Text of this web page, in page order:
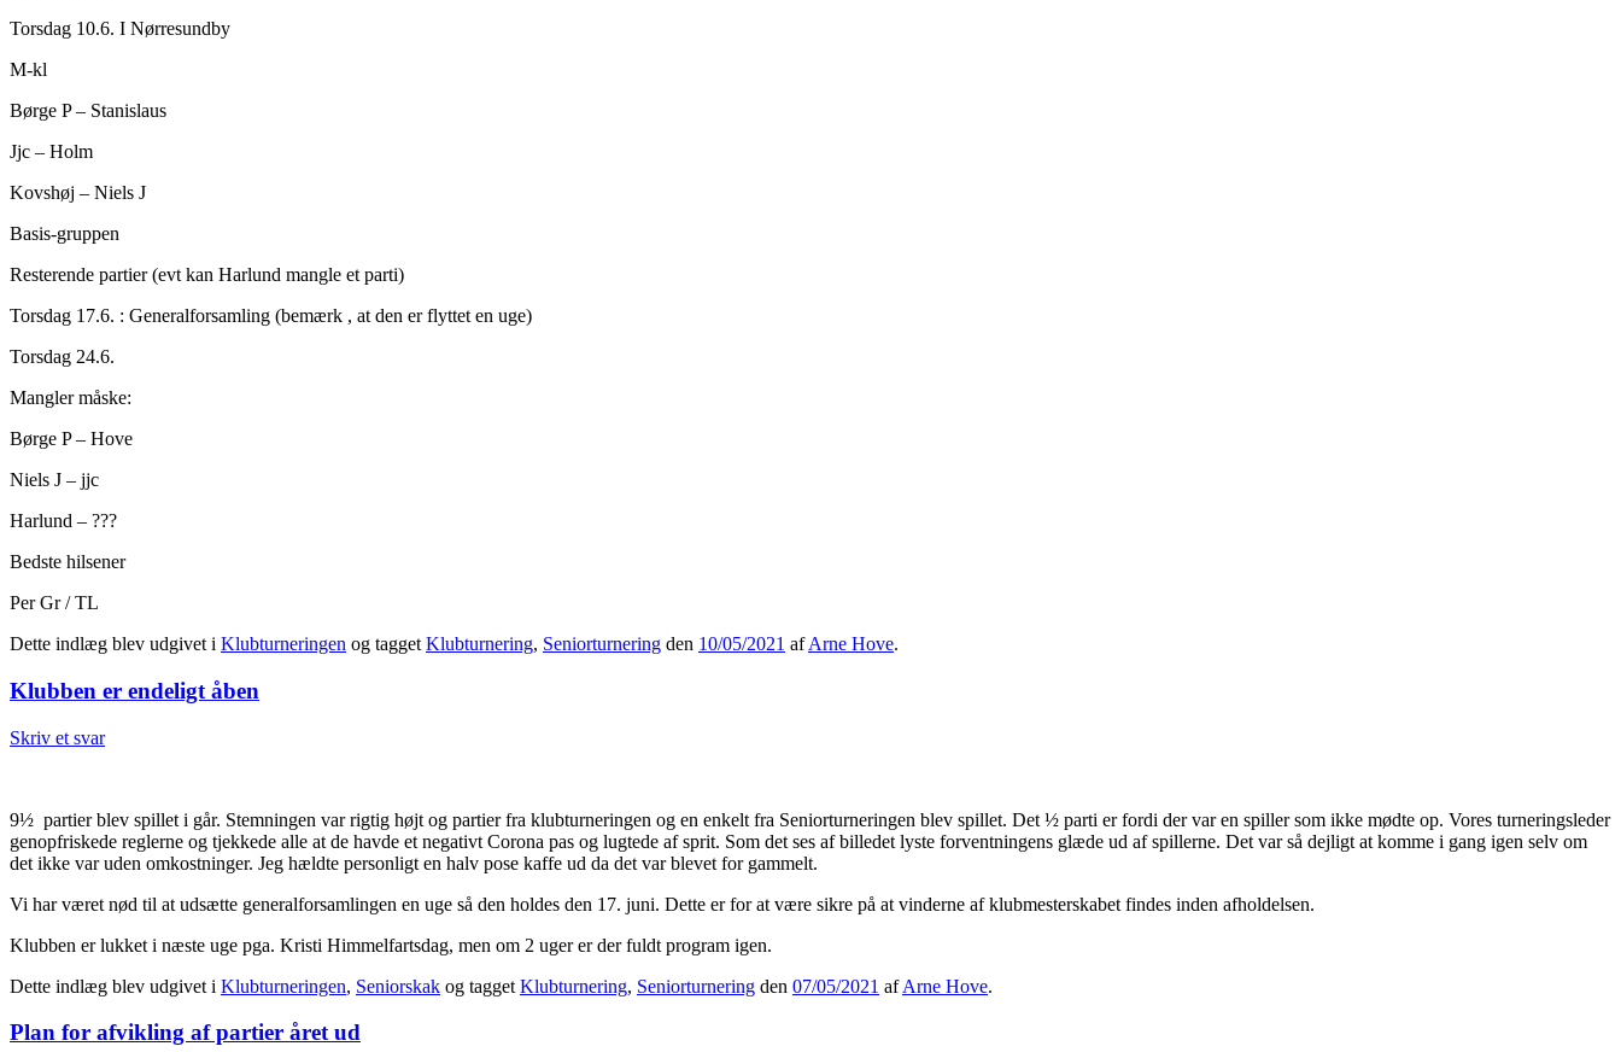
Torsdag 10.6. I Nørresundby
M-kl
Børge P – Stanislaus
Jjc – Holm
Kovshøj – Niels J
Basis-gruppen
Resterende partier (evt kan Harlund mangle et parti)
Torsdag 17.6. : Generalforsamling (bemærk , at den er flyttet en uge)
Torsdag 24.6.
Mangler måske:
Børge P – Hove
Niels J – jjc
Harlund – ???
Bedste hilsener
Per Gr / TL
Dette indlæg blev udgivet i Klubturneringen og tagget Klubturnering, Seniorturnering den 10/05/2021 afArne Hove.
Klubben er endeligt åben
Skriv et svar
9½ partier blev spillet i går. Stemningen var rigtig højt og partier fra klubturneringen og en enkelt fra Seniorturneringen blev spillet. Det ½ parti er fordi der var en spiller som ikke mødte op. Vores turneringsleder
genopfriskede reglerne og tjekkede alle at de havde et negativt Corona pas og lugtede af sprit. Som det ses af billedet lyste forventningens glæde ud af spillerne. Det var så dejligt at komme i gang igen selv om
det ikke var uden omkostninger. Jeg hældte personligt en halv pose kaffe ud da det var blevet for gammelt.
Vi har været nød til at udsætte generalforsamlingen en uge så den holdes den 17. juni. Dette er for at være sikre på at vinderne af klubmesterskabet findes inden afholdelsen.
Klubben er lukket i næste uge pga. Kristi Himmelfartsdag, men om 2 uger er der fuldt program igen.
Dette indlæg blev udgivet i Klubturneringen, Seniorskak og tagget Klubturnering, Seniorturnering den 07/05/2021 afArne Hove.
Plan for afvikling af partier året ud